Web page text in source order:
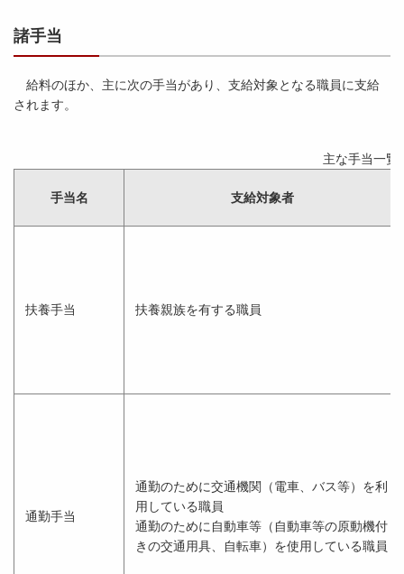
諸手当
給料のほか、主に次の手当があり、支給対象となる職員に支給
されます。
主な手当一覧
手当名 支給対象者
扶養手当 扶養親族を有する職員
通勤手当
通勤のために交通機関（電車、バス等）を利
用している職員
通勤のために自動車等（自動車等の原動機付
きの交通用具、自転車）を使用している職員